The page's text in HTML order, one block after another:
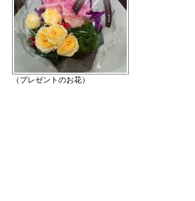
（プレゼントのお花）